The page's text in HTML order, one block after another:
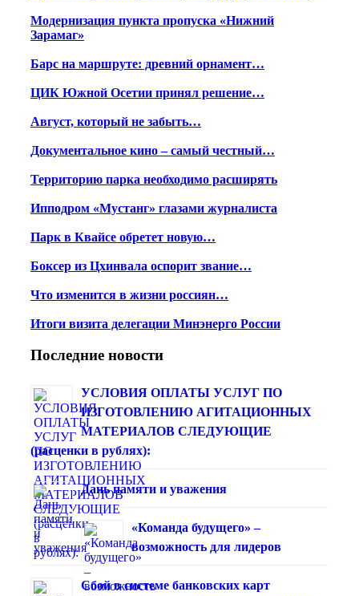
Модернизация пункта пропуска «Нижний
Зарамаг»
Барс на маршруте: древний орнамент…
ЦИК Южной Осетии принял решение…
Август, который не забыть…
Документальное кино – самый честный…
Территорию парка необходимо расширять
Ипподром «Мустанг» глазами журналиста
Парк в Квайсе обретет новую…
Боксер из Цхинвала оспорит звание…
Что изменится в жизни россиян…
Итоги визита делегации Минэнерго России
Последние новости
УСЛОВИЯ ОПЛАТЫ УСЛУГ ПО
ИЗГОТОВЛЕНИЮ АГИТАЦИОННЫХ
МАТЕРИАЛОВ СЛЕДУЮЩИЕ
(расценки в рублях):
Дань памяти и уважения
«Команда будущего» –
возможность для лидеров
Сбой в системе банковских карт